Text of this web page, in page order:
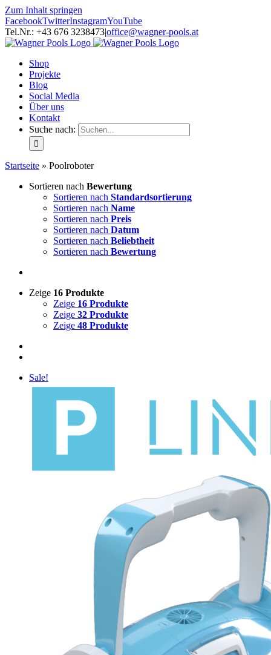
Zum Inhalt springen
FacebookTwitterInstagramYouTube
Tel.Nr.: +43 676 3238473|office@wagner-pools.at
Shop
Projekte
Blog
Social Media
Über uns
Kontakt
Suche nach:
Startseite » Poolroboter
Sortieren nach Bewertung
Sortieren nach Standardsortierung
Sortieren nach Name
Sortieren nach Preis
Sortieren nach Datum
Sortieren nach Beliebtheit
Sortieren nach Bewertung
Zeige 16 Produkte
Zeige 16 Produkte
Zeige 32 Produkte
Zeige 48 Produkte
Sale!